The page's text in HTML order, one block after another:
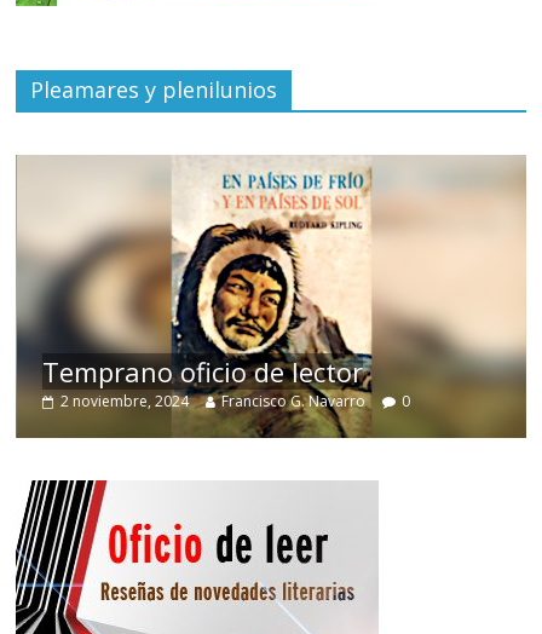
Pleamares y plenilunios
Temprano oficio de lector
2 noviembre, 2024 Francisco G. Navarro 0